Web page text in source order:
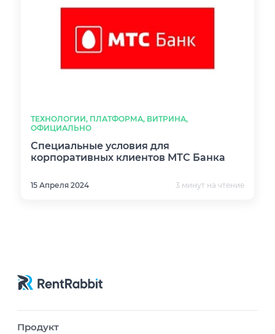
ТЕХНОЛОГИИ, ПЛАТФОРМА, ВИТРИНА,
ОФИЦИАЛЬНО
Специальные условия для
корпоративных клиентов МТС Банка
15 Апреля 2024 3 минут на чтение
Продукт